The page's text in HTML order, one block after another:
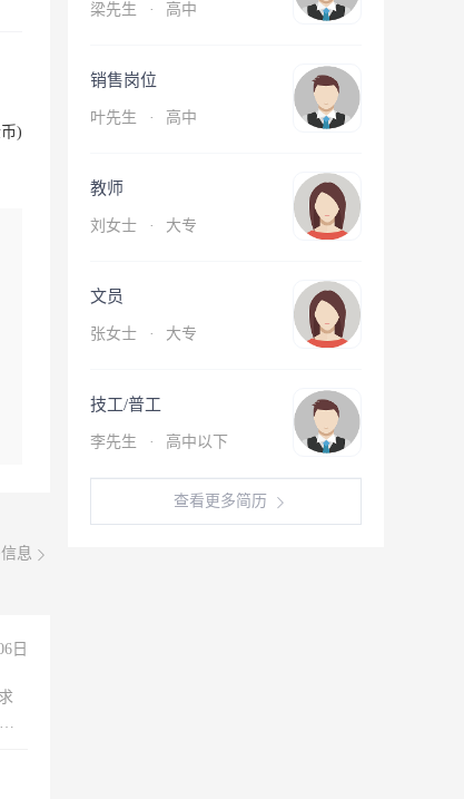
)
息
日
梁先生 · 高中
销售岗位
叶先生 · 高中
教师
刘女士 · 大专
文员
张女士 · 大专
技工/普工
李先生 · 高中以下
查看更多简历